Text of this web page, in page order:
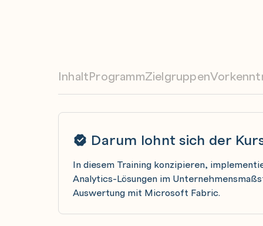
InhaltProgrammZielgruppen
Darum lohnt sich der
In diesem Training konzipieren,
Analytics-Lösungen im
Auswertung mit Microsoft Fabric.